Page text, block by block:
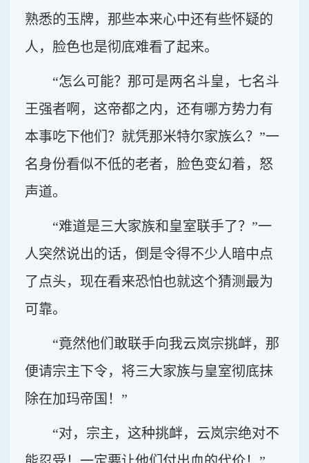
熟悉的玉牌，那些本来心中还有些怀疑的
人，脸色也是彻底难看了起来。
“怎么可能？那可是两名斗皇，七名斗
王强者啊，这帝都之内，还有哪方势力有
本事吃下他们？就凭那米特尔家族么？”一
名身份看似不低的老者，脸色变幻着，怒
声道。
“难道是三大家族和皇室联手了？”一
人突然说出的话，倒是令得不少人暗中点
了点头，现在看来恐怕也就这个猜测最为
可靠。
“竟然他们敢联手向我云岚宗挑衅，那
便请宗主下令，将三大家族与皇室彻底抹
除在加玛帝国！”
“对，宗主，这种挑衅，云岚宗绝对不